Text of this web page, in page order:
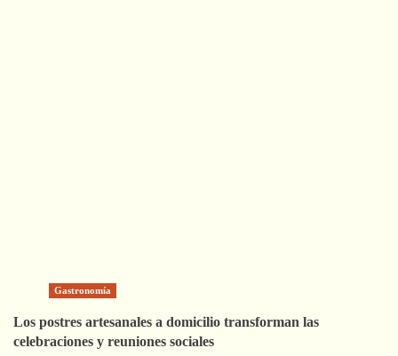
Gastronomía
Los postres artesanales a domicilio transforman las
celebraciones y reuniones sociales